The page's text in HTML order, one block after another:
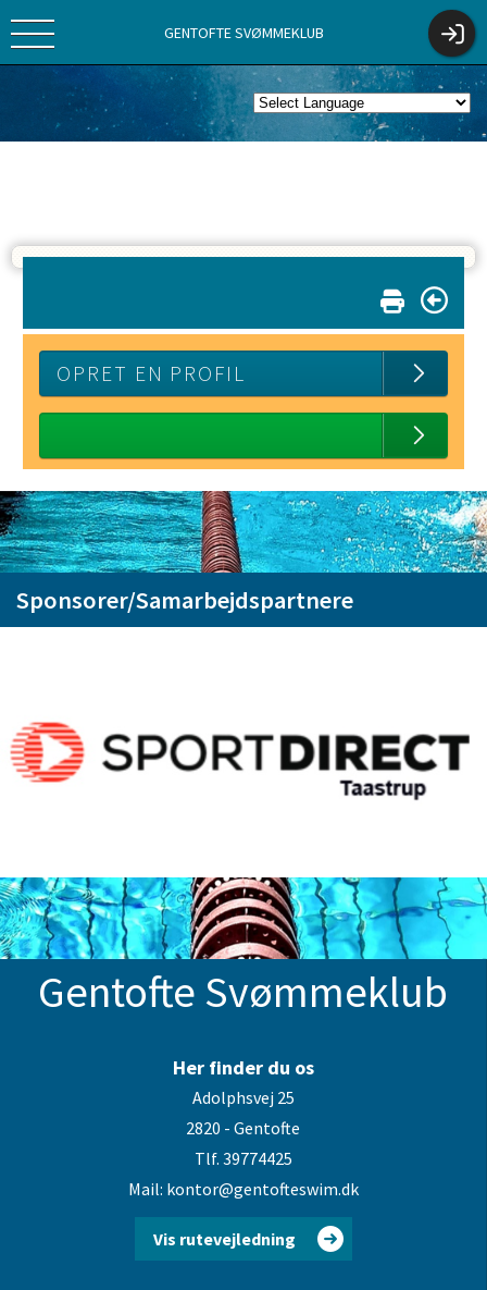
GENTOFTE SVØMMEKLUB
OPRET EN PROFIL
Sponsorer/Samarbejdspartnere
Gentofte Svømmeklub
Her finder du os
Adolphsvej 25
2820 - Gentofte
Tlf. 39774425
Mail: kontor@gentofteswim.dk
Vis rutevejledning